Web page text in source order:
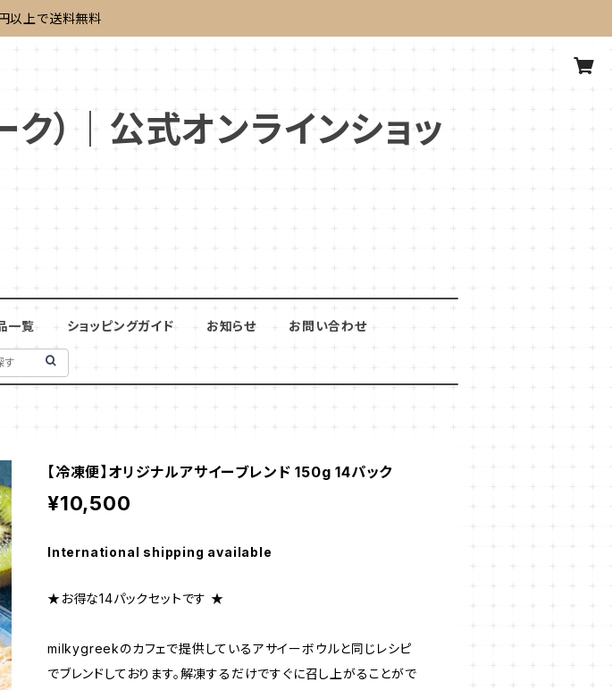
以上で送料無料
）｜公式オンラインショッ
一覧 ショッピングガイド お知らせ お問い合わせ
【冷凍便】オリジナルアサイーブレンド 150g 14パック
¥10,500
International shipping available
★お得な14パックセットです ★
milkygreekのカフェで提供しているアサイーボウルと同じレシピ
でブレンドしております。解凍するだけですぐに召し上がることがで